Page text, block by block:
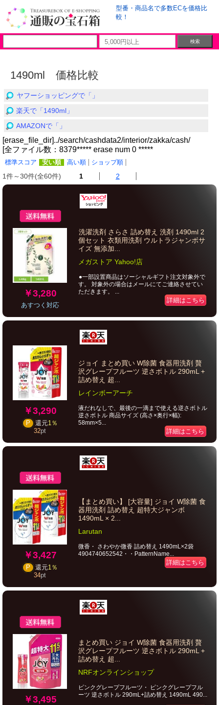
型番・商品名で多数ECを価格比
較！
1490ml 価格比較
ヤフーショッピングで「」
楽天で「1490ml」
AMAZONで「」
[erase_file_dir]../search/cashdata2/interior/zakka/cash/
[全ファイル数：8379***** erase num 0 *****
標準スコア 安い順 高い順 ショップ順
1件～30件(全60件) 1 2
￥3,280
あすつく対応
洗濯洗剤 さらさ 詰め替え 洗剤 1490ml 2
個セット 衣類用洗剤 ウルトラジャンボサ
イズ 無添加...
メガストア Yahoo!店
●一部設置商品はソーシャルギフト注文対象外で
す。 対象外の場合はメールにてご連絡させてい
ただきます。 ...
詳細はこちら
￥3,290
P 還元1％
32pt
ジョイ まとめ買い W除菌 食器用洗剤 贅
沢グレープフルーツ 逆さボトル 290mL +
詰め替え 超...
レインボーアーチ
液だれなしで、最後の一滴まで使える逆さボトル
逆さボトル 商品サイズ (高さ×奥行×幅):
58mm×5...
詳細はこちら
￥3,427
P 還元1％
34pt
【まとめ買い】 [大容量] ジョイ W除菌 食
器用洗剤 詰め替え 超特大ジャンボ
1490mL × 2...
Larutan
微香・ さわやか微香 詰め替え 1490mL×2袋
4904740652542・・PatternName...
詳細はこちら
￥3,495
まとめ買い ジョイ W除菌 食器用洗剤 贅
沢グレープフルーツ 逆さボトル 290mL +
詰め替え 超...
NRFオンラインショップ
ピンクグレープフルーツ・ ピンクグレープフル
ーツ 逆さボトル 290mL+詰め替え 1490mL 490...